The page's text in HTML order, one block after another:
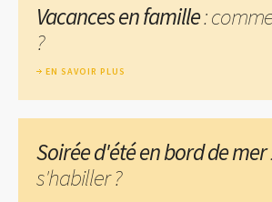
Vacances en famille:
?
EN SAVOIR PLUS
Soirée d'été en bord de mer
s'habiller ?